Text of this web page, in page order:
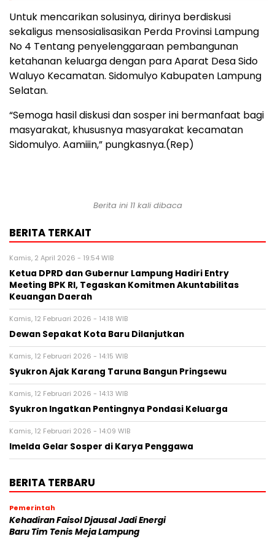
Untuk mencarikan solusinya, dirinya berdiskusi
sekaligus mensosialisasikan Perda Provinsi Lampung
No 4 Tentang penyelenggaraan pembangunan
ketahanan keluarga dengan para Aparat Desa Sido
Waluyo Kecamatan. Sidomulyo Kabupaten Lampung
Selatan.
“Semoga hasil diskusi dan sosper ini bermanfaat bagi
masyarakat, khususnya masyarakat kecamatan
Sidomulyo. Aamiiin,” pungkasnya.(Rep)
Berita ini 11 kali dibaca
BERITA TERKAIT
Kamis, 2 April 2026 - 19:54 WIB
Ketua DPRD dan Gubernur Lampung Hadiri Entry
Meeting BPK RI, Tegaskan Komitmen Akuntabilitas
Keuangan Daerah
Kamis, 12 Februari 2026 - 14:18 WIB
Dewan Sepakat Kota Baru Dilanjutkan
Kamis, 12 Februari 2026 - 14:15 WIB
Syukron Ajak Karang Taruna Bangun Pringsewu
Kamis, 12 Februari 2026 - 14:13 WIB
Syukron Ingatkan Pentingnya Pondasi Keluarga
Kamis, 12 Februari 2026 - 14:09 WIB
Imelda Gelar Sosper di Karya Penggawa
BERITA TERBARU
Pemerintah
Kehadiran Faisol Djausal Jadi Energi
Baru Tim Tenis Meja Lampung